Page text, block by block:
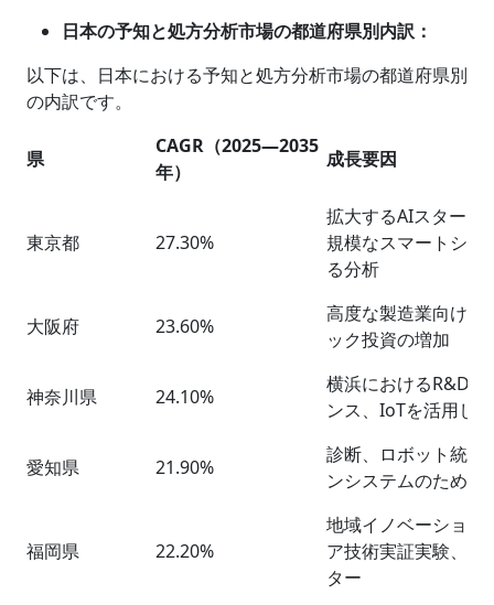
日本の予知と処方分析市場の都道府県別内訳：
以下は、日本における予知と処方分析市場の都道府県別
の内訳です。
県
CAGR（2025―2035
年）
成長要因
東京都 27.30%
拡大するAIスタート
規模なスマートシテ
る分析
大阪府 23.60%
高度な製造業向けAI
ック投資の増加
神奈川県 24.10%
横浜におけるR&D
ンス、IoTを活用し
愛知県 21.90%
診断、ロボット統合
ンシステムのための
福岡県 22.20%
地域イノベーション
ア技術実証実験、ス
ター